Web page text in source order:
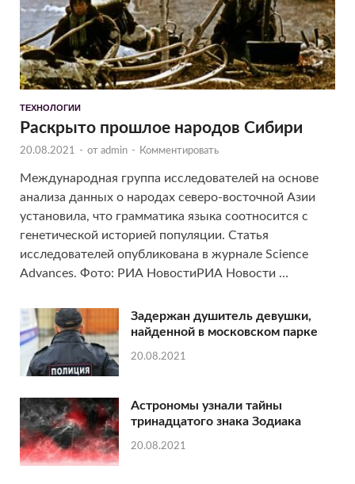
ТЕХНОЛОГИИ
Раскрыто прошлое народов Сибири
20.08.2021 - от admin - Комментировать
Международная группа исследователей на основе
анализа данных о народах северо-восточной Азии
установила, что грамматика языка соотносится с
генетической историей популяции. Статья
исследователей опубликована в журнале Science
Advances. Фото: РИА НовостиРИА Новости …
Задержан душитель девушки,
найденной в московском парке
20.08.2021
Астрономы узнали тайны
тринадцатого знака Зодиака
20.08.2021